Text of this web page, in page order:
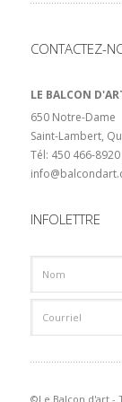
CONTACTEZ-
LE BALCON
650 Notre-Dame
Saint-Lambert,
Tél: 450 466-
INFOLETTRE
©Le Balcon d'art -